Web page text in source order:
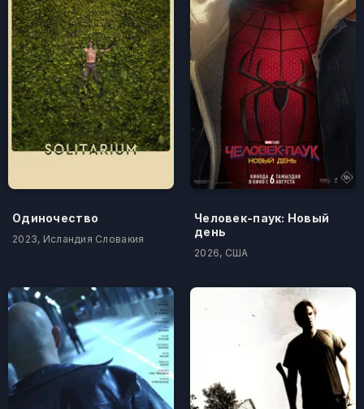
Одиночество
2023, Исландия Словакия
Человек-паук: Новый
день
2026, США